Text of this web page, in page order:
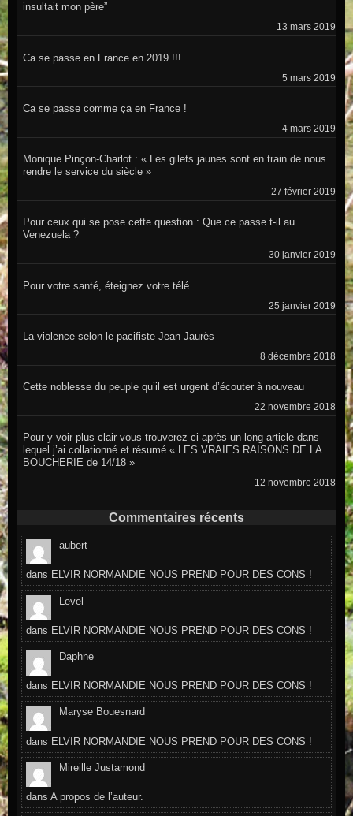
insultait mon père”
13 mars 2019
Ca se passe en France en 2019 !!!
5 mars 2019
Ca se passe comme ça en France !
4 mars 2019
Monique Pinçon-Charlot : « Les gilets jaunes sont en train de nous
rendre le service du siècle »
27 février 2019
Pour ceux qui se pose cette question : Que ce passe t-il au
Venezuela ?
30 janvier 2019
Pour votre santé, éteignez votre télé
25 janvier 2019
La violence selon le pacifiste Jean Jaurès
8 décembre 2018
Cette noblesse du peuple qu’il est urgent d’écouter à nouveau
22 novembre 2018
Pour y voir plus clair vous trouverez ci-après un long article dans
lequel j’ai collationné et résumé « LES VRAIES RAISONS DE LA
BOUCHERIE de 14/18 »
12 novembre 2018
Commentaires récents
aubert
dans ELVIR NORMANDIE NOUS PREND POUR DES CONS !
Level
dans ELVIR NORMANDIE NOUS PREND POUR DES CONS !
Daphne
dans ELVIR NORMANDIE NOUS PREND POUR DES CONS !
Maryse Bouesnard
dans ELVIR NORMANDIE NOUS PREND POUR DES CONS !
Mireille Justamond
dansA propos de l’auteur.